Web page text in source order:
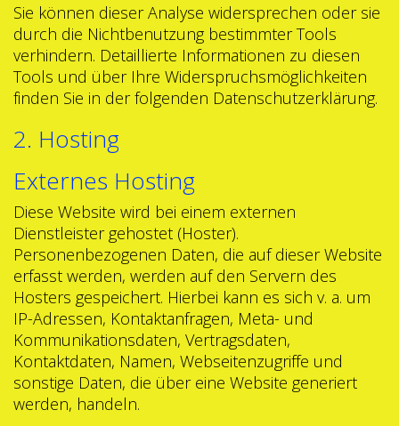
Sie können dieser Analyse widersprechen oder sie
durch die Nichtbenutzung bestimmter Tools
verhindern. Detaillierte Informationen zu diesen
Tools und über Ihre Widerspruchsmöglichkeiten
finden Sie in der folgenden Datenschutzerklärung.
2. Hosting
Externes Hosting
Diese Website wird bei einem externen
Dienstleister gehostet (Hoster).
Personenbezogenen Daten, die auf dieser Website
erfasst werden, werden auf den Servern des
Hosters gespeichert. Hierbei kann es sich v. a. um
IP-Adressen, Kontaktanfragen, Meta- und
Kommunikationsdaten, Vertragsdaten,
Kontaktdaten, Namen, Webseitenzugriffe und
sonstige Daten, die über eine Website generiert
werden, handeln.